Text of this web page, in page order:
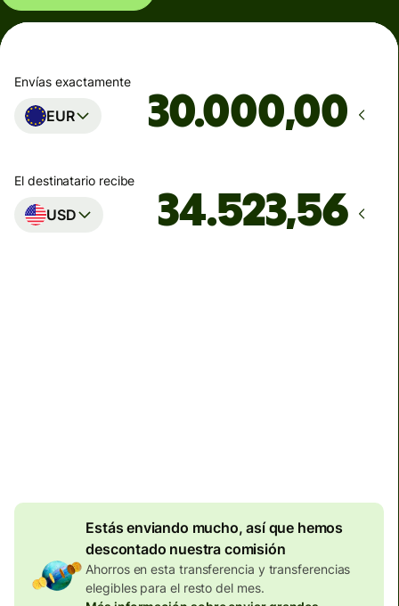
Envías exactamente
EUR ,00
El destinatario recibe
USD
Estás enviando mucho, así que hemos
descontado nuestra comisión
Ahorros en esta transferencia y transferencias
elegibles para el resto del mes.